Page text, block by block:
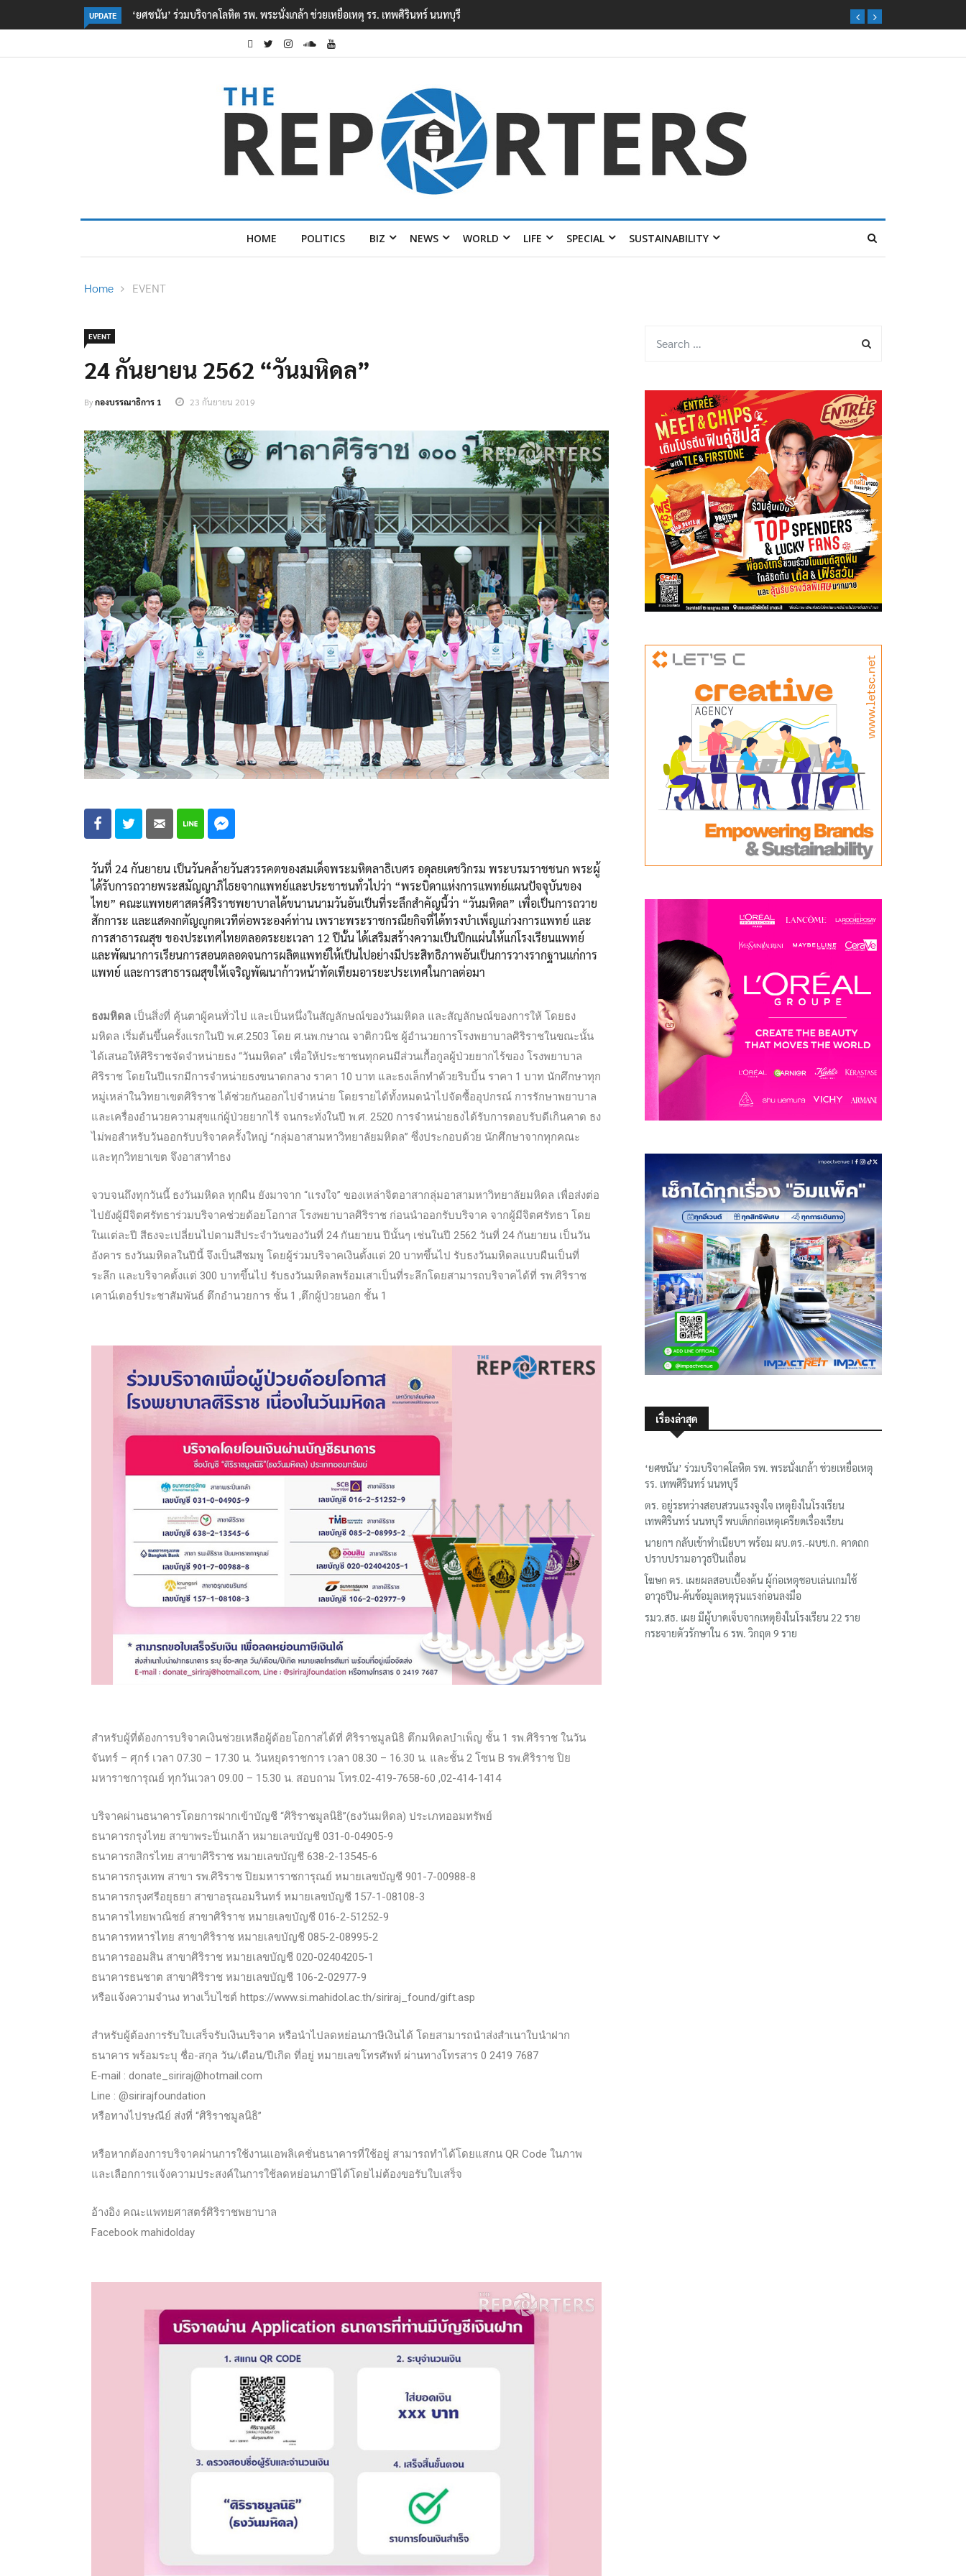
UPDATE ตร. อยู่ระหว่างสอบสวนแรงจูงใจ เหตุยิงในโรงเรียนเทพศิรินทร์ นนทบุรี พบเด็กก่อเหตุเครียดเรื่องเรียน
HOME POLITICS BIZ NEWS WORLD LIFE SPECIAL SUSTAINABILITY
Home EVENT
EVENT
24 กันยายน 2562 “วันมหิดล”
Byกองบรรณาธิการ 1 23 กันยายน 2019
วันที่ 24 กันยายน เป็นวันคล้ายวันสวรรคตของสมเด็จพระมหิตลาธิเบศร อดุลยเดชวิกรม พระบรมราชชนก พระผู้
ได้รับการถวายพระสมัญญาภิไธยจากแพทย์และประชาชนทั่วไปว่า “พระบิดาแห่งการแพทย์แผนปัจจุบันของ
ไทย” คณะแพทยศาสตร์ศิริราชพยาบาลได้ขนานนามวันอันเป็นที่ระลึกสำคัญนี้ว่า “วันมหิดล” เพื่อเป็นการถวาย
สักการะ และแสดงกตัญญูกตเวทีต่อพระองค์ท่าน เพราะพระราชกรณียกิจที่ได้ทรงบำเพ็ญแก่วงการแพทย์ และ
การสาธารณสุข ของประเทศไทยตลอดระยะเวลา 12 ปีนั้น ได้เสริมสร้างความเป็นปึกแผ่นให้แก่โรงเรียนแพทย์
และพัฒนาการเรียนการสอนตลอดจนการผลิตแพทย์ให้เป็นไปอย่างมีประสิทธิภาพอันเป็นการวางรากฐานแก่การ
แพทย์ และการสาธารณสุขให้เจริญพัฒนาก้าวหน้าทัดเทียมอารยะประเทศในกาลต่อมา
ธงมหิดล เป็นสิ่งที่ คุ้นตาผู้คนทั่วไป และเป็นหนึ่งในสัญลักษณ์ของวันมหิดล และสัญลักษณ์ของการให้ โดยธง
มหิดล เริ่มต้นขึ้นครั้งแรกในปี พ.ศ.2503 โดย ศ.นพ.กษาณ จาติกวนิช ผู้อำนวยการโรงพยาบาลศิริราชในขณะนั้น
ได้เสนอให้ศิริราชจัดจำหน่ายธง “วันมหิดล” เพื่อให้ประชาชนทุกคนมีส่วนเกื้อกูลผู้ป่วยยากไร้ของ โรงพยาบาล
ศิริราช โดยในปีแรกมีการจำหน่ายธงขนาดกลาง ราคา 10 บาท และธงเล็กทำด้วยริบบิ้น ราคา 1 บาท นักศึกษาทุก
หมู่เหล่าในวิทยาเขตศิริราช ได้ช่วยกันออกไปจำหน่าย โดยรายได้ทั้งหมดนำไปจัดซื้ออุปกรณ์ การรักษาพยาบาล
และเครื่องอำนวยความสุขแก่ผู้ป่วยยากไร้ จนกระทั่งในปี พ.ศ. 2520 การจำหน่ายธงได้รับการตอบรับดีเกินคาด ธง
ไม่พอสำหรับวันออกรับบริจาคครั้งใหญ่ “กลุ่มอาสามหาวิทยาลัยมหิดล” ซึ่งประกอบด้วย นักศึกษาจากทุกคณะ
และทุกวิทยาเขต จึงอาสาทำธง
จวบจนถึงทุกวันนี้ ธงวันมหิดล ทุกผืน ยังมาจาก “แรงใจ” ของเหล่าจิตอาสากลุ่มอาสามหาวิทยาลัยมหิดล เพื่อส่งต่อ
ไปยังผู้มีจิตศรัทธาร่วมบริจาคช่วยด้อยโอกาส โรงพยาบาลศิริราช ก่อนนำออกรับบริจาค จากผู้มีจิตศรัทธา โดย
ในแต่ละปี สีธงจะเปลี่ยนไปตามสีประจำวันของวันที่ 24 กันยายน ปีนั้นๆ เช่นในปี 2562 วันที่ 24 กันยายน เป็นวัน
อังคาร ธงวันมหิดลในปีนี้ จึงเป็นสีชมพู โดยผู้ร่วมบริจาคเงินตั้งแต่ 20 บาทขึ้นไป รับธงวันมหิดลแบบผืนเป็นที่
ระลึก และบริจาคตั้งแต่ 300 บาทขึ้นไป รับธงวันมหิดลพร้อมเสาเป็นที่ระลึกโดยสามารถบริจาคได้ที่ รพ.ศิริราช
เคาน์เตอร์ประชาสัมพันธ์ ตึกอำนวยการ ชั้น 1 ,ตึกผู้ป่วยนอก ชั้น 1
สำหรับผู้ที่ต้องการบริจาคเงินช่วยเหลือผู้ด้อยโอกาสได้ที่ ศิริราชมูลนิธิ ตึกมหิดลบำเพ็ญ ชั้น 1 รพ.ศิริราช ในวัน
จันทร์ – ศุกร์ เวลา 07.30 – 17.30 น. วันหยุดราชการ เวลา 08.30 – 16.30 น. และชั้น 2 โซน B รพ.ศิริราช ปิย
มหาราชการุณย์ ทุกวันเวลา 09.00 – 15.30 น. สอบถาม โทร.02-419-7658-60 ,02-414-1414
บริจาคผ่านธนาคารโดยการฝากเข้าบัญชี “ศิริราชมูลนิธิ”(ธงวันมหิดล) ประเภทออมทรัพย์
ธนาคารกรุงไทย สาขาพระปิ่นเกล้า หมายเลขบัญชี 031-0-04905-9
ธนาคารกสิกรไทย สาขาศิริราช หมายเลขบัญชี 638-2-13545-6
ธนาคารกรุงเทพ สาขา รพ.ศิริราช ปิยมหาราชการุณย์ หมายเลขบัญชี 901-7-00988-8
ธนาคารกรุงศรีอยุธยา สาขาอรุณอมรินทร์ หมายเลขบัญชี 157-1-08108-3
ธนาคารไทยพาณิชย์ สาขาศิริราช หมายเลขบัญชี 016-2-51252-9
ธนาคารทหารไทย สาขาศิริราช หมายเลขบัญชี 085-2-08995-2
ธนาคารออมสิน สาขาศิริราช หมายเลขบัญชี 020-02404205-1
ธนาคารธนชาต สาขาศิริราช หมายเลขบัญชี 106-2-02977-9
หรือแจ้งความจำนง ทางเว็บไซต์ https://www.si.mahidol.ac.th/siriraj_found/gift.asp
สำหรับผู้ต้องการรับใบเสร็จรับเงินบริจาค หรือนำไปลดหย่อนภาษีเงินได้ โดยสามารถนำส่งสำเนาใบนำฝาก
ธนาคาร พร้อมระบุ ชื่อ-สกุล วัน/เดือน/ปีเกิด ที่อยู่ หมายเลขโทรศัพท์ ผ่านทางโทรสาร 0 2419 7687
E-mail : donate_siriraj@hotmail.com
Line : @sirirajfoundation
หรือทางไปรษณีย์ ส่งที่ “ศิริราชมูลนิธิ”
หรือหากต้องการบริจาคผ่านการใช้งานแอพลิเคชั่นธนาคารที่ใช้อยู่ สามารถทำได้โดยแสกน QR Code ในภาพ
และเลือกการแจ้งความประสงค์ในการใช้ลดหย่อนภาษีได้โดยไม่ต้องขอรับใบเสร็จ
อ้างอิง คณะแพทยศาสตร์ศิริราชพยาบาล
Facebook mahidolday
เรื่องล่าสุด
‘ยศชนัน’ ร่วมบริจาคโลหิต รพ. พระนั่งเกล้า ช่วยเหยื่อเหตุ
รร. เทพศิรินทร์ นนทบุรี
ตร. อยู่ระหว่างสอบสวนแรงจูงใจ เหตุยิงในโรงเรียน
เทพศิรินทร์ นนทบุรี พบเด็กก่อเหตุเครียดเรื่องเรียน
นายกฯ กลับเข้าทำเนียบฯ พร้อม ผบ.ตร.-ผบช.ก. คาดถก
ปราบปรามอาวุธปืนเถื่อน
โฆษก ตร. เผยผลสอบเบื้องต้น ผู้ก่อเหตุชอบเล่นเกมใช้
อาวุธปืน-ค้นข้อมูลเหตุรุนแรงก่อนลงมือ
รมว.สธ. เผย มีผู้บาดเจ็บจากเหตุยิงในโรงเรียน 22 ราย
กระจายตัวรักษาใน 6 รพ. วิกฤต 9 ราย